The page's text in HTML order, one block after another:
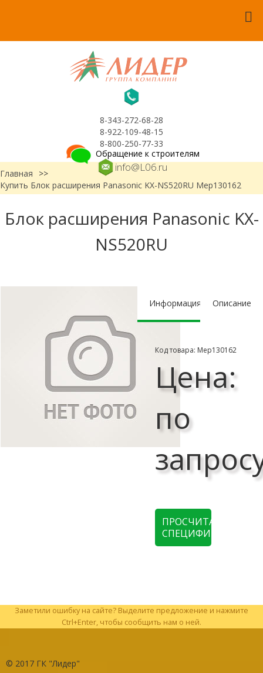
8-343-272-68-28
8-922-109-48-15
8-800-250-77-33
info@L06.ru
Обращение к строителям
Главная
>>
Купить Блок расширения Panasonic KX-NS520RU Мер130162
Блок расширения Panasonic KX-
NS520RU
Информация Описание
Код товара: Мер130162
Цена:
по
ПРОСЧИТАТЬ
СПЕЦИФИКАЦИЮ
Заметили ошибку на сайте? Выделите предложение и нажмите
Ctrl+Enter, чтобы сообщить нам о ней.
© 2017 ГК "Лидер"